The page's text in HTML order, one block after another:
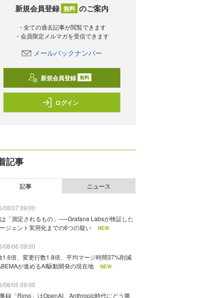
新規会員登録 無料 のご案内
・全ての過去記事が閲覧できます
・会員限定メルマガを受信できます
メールバックナンバー
新規会員登録 無料
ログイン
記事
記事 ニュース
08/07 09:00
「測定されるもの」──Grafana Labsが検証した
ジェント実用化までの6つの疑い
NEW
08/06 09:00
1.6倍、変更行数1.8倍、平均マージ時間37%削減
が進めるAI駆動開発の現在地
NEW
08/05 09:00
録「Rimo」はOpenAI、Anthropic時代にどう勝